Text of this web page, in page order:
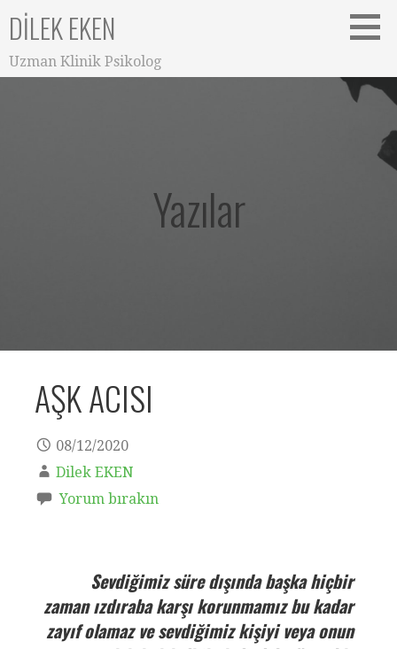
DILEK EKEN
Uzman Klinik Psikolog
Yazılar
AŞK ACISI
08/12/2020
Dilek EKEN
Yorum bırakın
Sevdiğimiz süre dışında başka hiçbir
zaman ızdıraba karşı korunmamız bu kadar
zayıf olamaz ve sevdiğimiz kişiyi veya onun